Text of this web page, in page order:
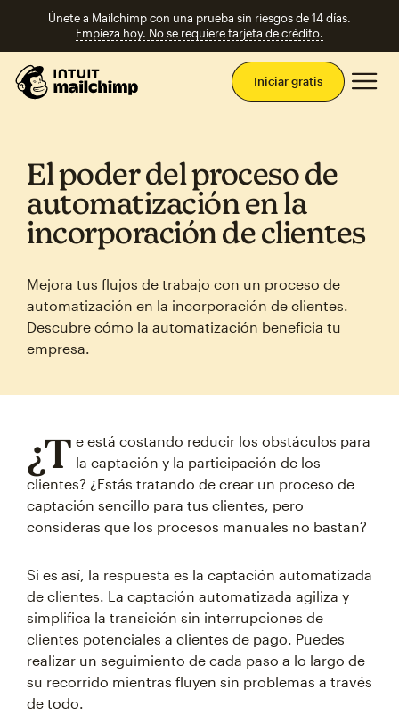
Únete a Mailchimp con una prueba sin riesgos de 14 días.
Empieza hoy. No se requiere tarjeta de crédito.
Iniciar gratis
El poder del proceso de
automatización en la
incorporación de clientes
Mejora tus flujos de trabajo con un proceso de
automatización en la incorporación de clientes.
Descubre cómo la automatización beneficia tu
empresa.
¿T e está costando reducir los obstáculos para
la captación y la participación de los
clientes? ¿Estás tratando de crear un proceso de
captación sencillo para tus clientes, pero
consideras que los procesos manuales no bastan?
Si es así, la respuesta es la captación automatizada
de clientes. La captación automatizada agiliza y
simplifica la transición sin interrupciones de
clientes potenciales a clientes de pago. Puedes
realizar un seguimiento de cada paso a lo largo de
su recorrido mientras fluyen sin problemas a través
de todo.